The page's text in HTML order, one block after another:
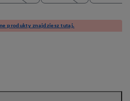
produkty znajdziesz tutaj.